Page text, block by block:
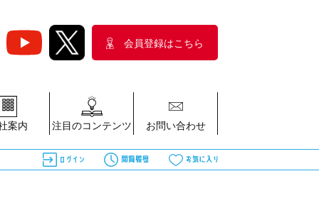
会員登録はこちら
案内 注目のコンテンツ お問い合わせ